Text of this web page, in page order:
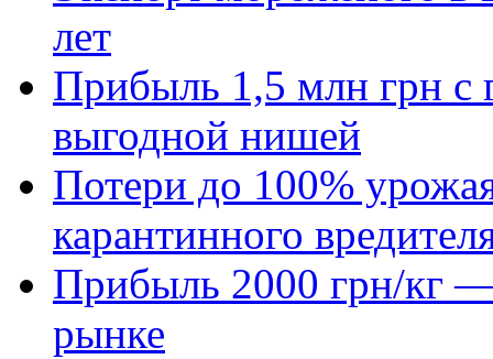
лет
Прибыль 1,5 млн грн с
выгодной нишей
Потери до 100%
карантинного
Прибыль 2000 грн/кг —
рынке